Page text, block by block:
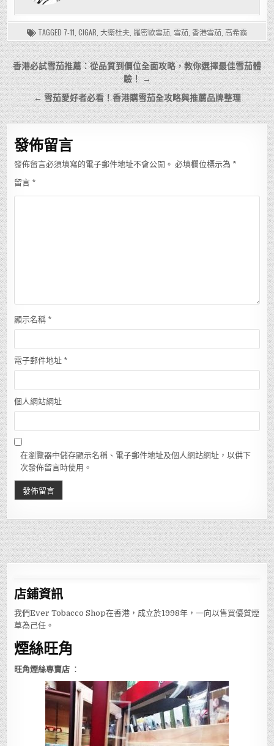
TAGGED 7-11 CIGAR 大衛杜夫 羅密歐雪茄 雪茄 香港雪茄 高希霸
文
章
導
覽
香港必試雪茄推薦：從品質到價位全面攻略，教你選擇最佳雪茄體
驗！ →
← 雪茄愛好者必看！香港購雪茄全攻略與推薦品牌整理
發佈留言
發佈留言必須填寫的電子郵件地址不會公開。 必填欄位標示為 *
留言 *
顯示名稱 *
電子郵件地址 *
個人網站網址
在瀏覽器中儲存顯示名稱、電子郵件地址及個人網站網址，以供下
次發佈留言時使用。
店鋪資訊
我們Ever Tobacco Shop在香港，成立於1998年，一向以售買優質煙
草為己任。
煙絲旺角
旺角煙絲專賣店 ：